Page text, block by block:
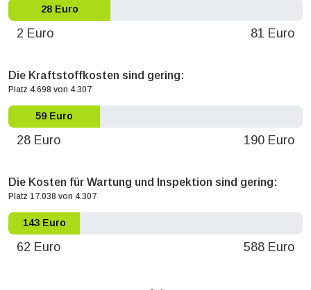
28 Euro
2 Euro 81 Euro
Die Kraftstoffkosten sind gering:
Platz 4.698 von 4.307
59 Euro
28 Euro 190 Euro
Die Kosten für Wartung und Inspektion sind gering:
Platz 17.038 von 4.307
143 Euro
62 Euro 588 Euro